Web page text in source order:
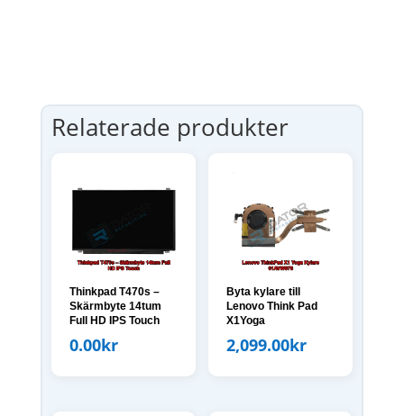
Relaterade produkter
Thinkpad T470s –
Skärmbyte 14tum
Full HD IPS Touch
0.00kr
Byta kylare till
Lenovo Think Pad
X1Yoga
2,099.00kr